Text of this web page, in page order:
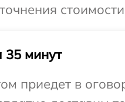
35 минут
приедет в